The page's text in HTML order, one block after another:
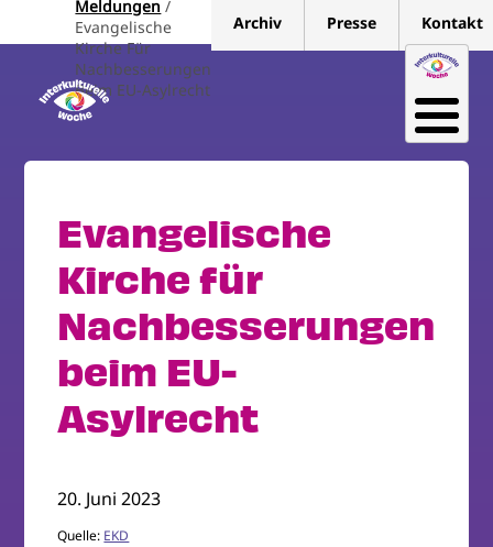
Meldungen
Evangelische
Kirche Für
Nachbesserungen
Beim EU-Asylrecht
Archiv Presse Kontakt
Evangelische
Kirche für
Nachbesserungen
beim EU-
Asylrecht
20. Juni 2023
Quelle: EKD